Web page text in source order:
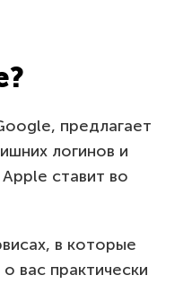
предлагает
логинов и
ставит во
в которые
вас практически